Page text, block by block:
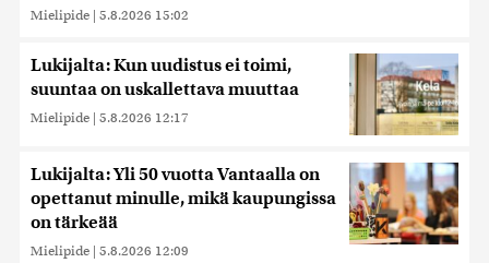
Mielipide | 5.8.2026 15:02
Lukijalta: Kun uudistus ei toimi,
suuntaa on uskallettava muuttaa
Mielipide | 5.8.2026 12:17
Lukijalta: Yli 50 vuotta Vantaalla on
opettanut minulle, mikä kaupungissa
on tärkeää
Mielipide | 5.8.2026 12:09